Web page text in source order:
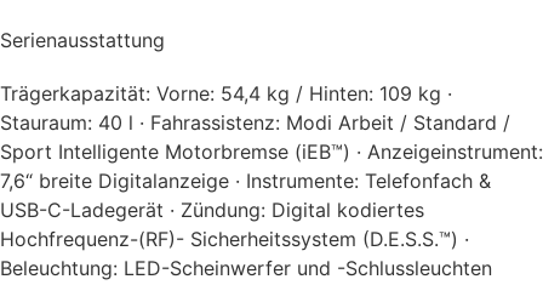
Serienausstattung
Trägerkapazität: Vorne: 54,4 kg / Hinten: 109 kg ·
Stauraum: 40 l · Fahrassistenz: Modi Arbeit / Standard /
Sport Intelligente Motorbremse (iEB™) · Anzeigeinstrument:
7,6“ breite Digitalanzeige · Instrumente: Telefonfach &
USB-C-Ladegerät · Zündung: Digital kodiertes
Hochfrequenz-(RF)- Sicherheitssystem (D.E.S.S.™) ·
Beleuchtung: LED-Scheinwerfer und -Schlussleuchten